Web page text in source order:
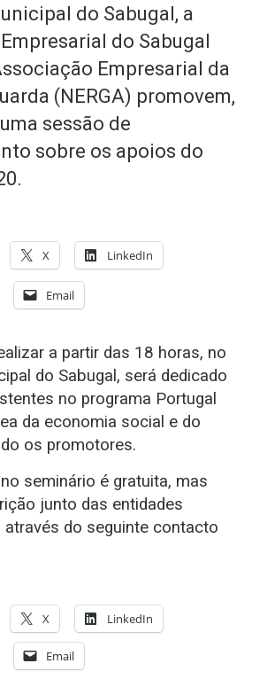
do Sabugal, a
do Sabugal
Empresarial da
(NERGA) promovem,
sessão de
sobre os apoios do
X LinkedIn
Email
a partir das 18 horas, no
do Sabugal, será dedicado
no programa Portugal
da economia social e do
os promotores.
seminário é gratuita, mas
junto das entidades
através do seguinte contacto
X LinkedIn
Email